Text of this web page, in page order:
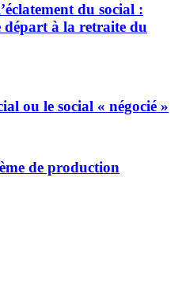
du social :
départ à la retraite du
ou le social « négocié »
de production